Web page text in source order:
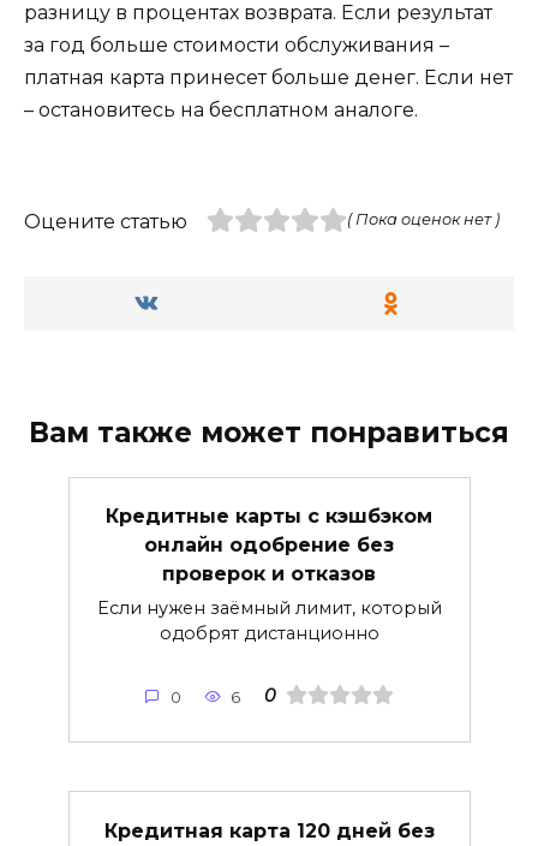
разницу в процентах возврата. Если результат
за год больше стоимости обслуживания –
платная карта принесет больше денег. Если нет
– остановитесь на бесплатном аналоге.
Оцените статью ( Пока оценок нет )
Вам также может понравиться
Кредитные карты с кэшбэком
онлайн одобрение без
проверок и отказов
Если нужен заёмный лимит, который
одобрят дистанционно
0 6 0
Кредитная карта 120 дней без